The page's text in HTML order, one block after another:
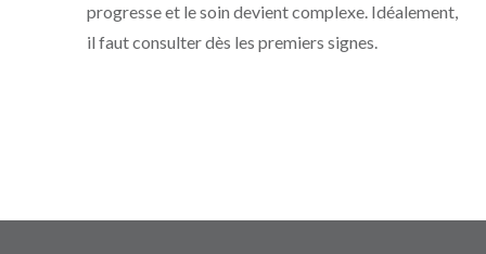
progresse et le soin devient complexe. Idéalement,
il faut consulter dès les premiers signes.